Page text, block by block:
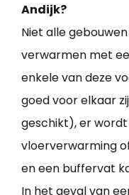
Andijk?
Niet alle
verwarmen met
enkele van deze
goed voor elkaar
geschikt), er
vloerverwarming
en een buffervat
In het geval van